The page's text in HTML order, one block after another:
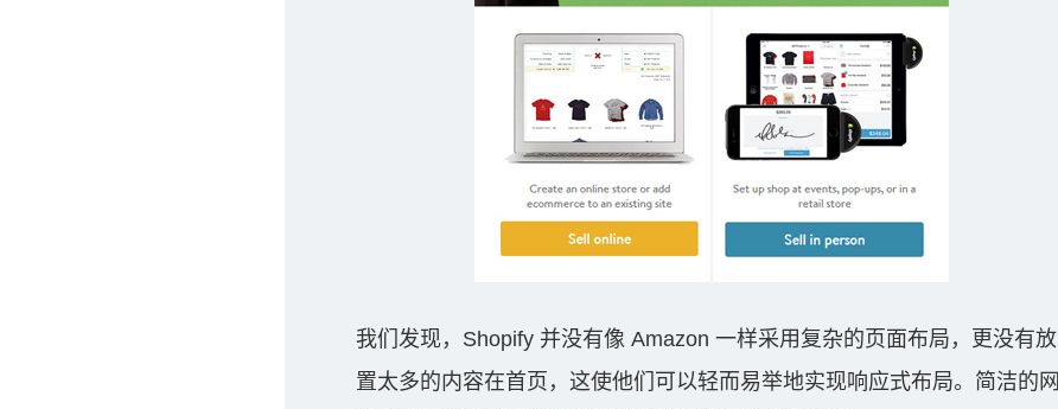
我们发现，Shopify 并没有像 Amazon 一样采用复杂的页面布局，更没有放
置太多的内容在首页，这使他们可以轻而易举地实现响应式布局。简洁的网